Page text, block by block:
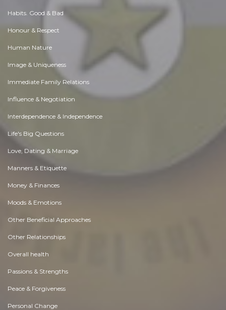
Habits. Good & Bad
Honour & Respect
Human Nature
Image & Uniqueness
Immediate Family Relations
Influence & Negotiation
Interdependence & Independence
Life's Big Questions
Love, Dating & Marriage
Manners & Etiquette
Money & Finances
Moods & Emotions
Other Beneficial Approaches
Other Relationships
Overall health
Passions & Strengths
Peace & Forgiveness
Personal Change